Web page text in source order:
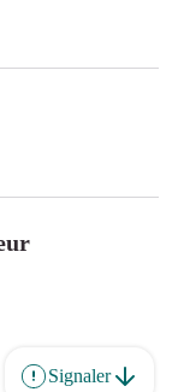
Signaler